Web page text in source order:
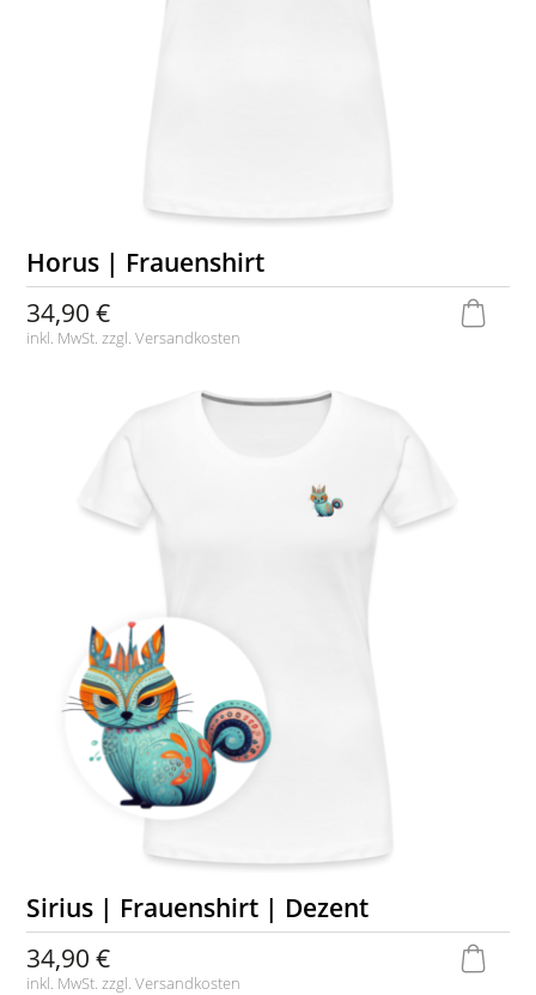
Horus | Frauenshirt
34,90 €
inkl. MwSt. zzgl.Versandkosten
Sirius | Frauenshirt | Dezent
34,90 €
inkl. MwSt. zzgl.Versandkosten